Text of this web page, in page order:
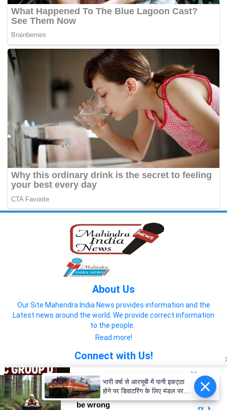
About Us
Our Site Mahendra India News provides information and the
Latest news around the world. We provide correct information
to the people.
Read more!
Connect with Us!
भारी वर्षा से आरयूबी में पानी इकट्ठा
होने पर डिवाटरिंग के लिए मंडल पर
लगभग 135 पंप तैनात